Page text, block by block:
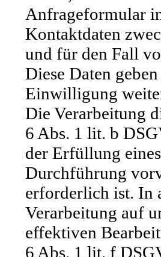
Anfrageformular
Kontaktdaten
und für den Fall
Diese Daten
Einwilligung
Die Verarbeitung
6 Abs. 1 lit. b
der Erfüllung
Durchführung
erforderlich ist. In
Verarbeitung auf
effektiven
6 Abs. 1 lit. f